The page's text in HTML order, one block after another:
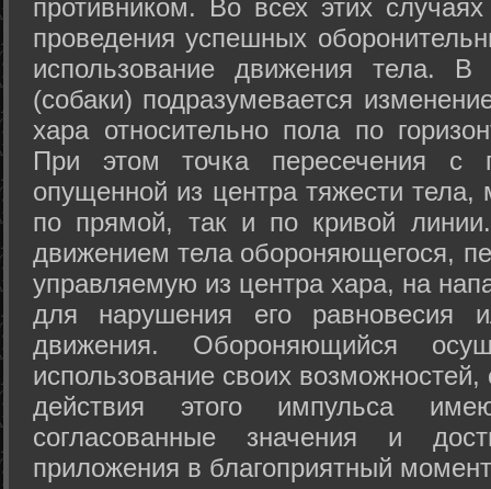
противником. Во всех этих
проведения успешных
использование движения тела.
(собаки) подразумевается
хара относительно пола по
При этом точка пересечения с
опущенной из центра тяжести
по прямой, так и по кривой
движением тела обороняющегося,
управляемую из центра хара, на
для нарушения его равновесия
движения. Обороняющийся
использование своих
действия этого импульса
согласованные значения и
приложения в благоприятный